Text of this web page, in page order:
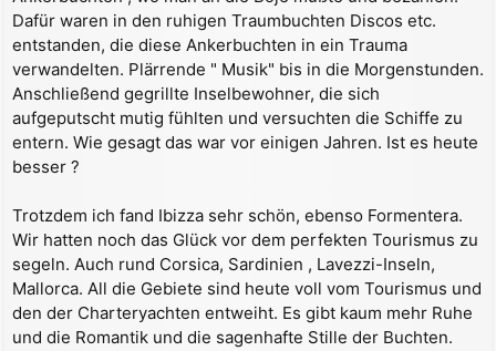
Dafür waren in den ruhigen Traumbuchten Discos etc.
entstanden, die diese Ankerbuchten in ein Trauma
verwandelten. Plärrende " Musik" bis in die Morgenstunden.
Anschließend gegrillte Inselbewohner, die sich
aufgeputscht mutig fühlten und versuchten die Schiffe zu
entern. Wie gesagt das war vor einigen Jahren. Ist es heute
besser ?
Trotzdem ich fand Ibizza sehr schön, ebenso Formentera.
Wir hatten noch das Glück vor dem perfekten Tourismus zu
segeln. Auch rund Corsica, Sardinien , Lavezzi-Inseln,
Mallorca. All die Gebiete sind heute voll vom Tourismus und
den der Charteryachten entweiht. Es gibt kaum mehr Ruhe
und die Romantik und die sagenhafte Stille der Buchten.